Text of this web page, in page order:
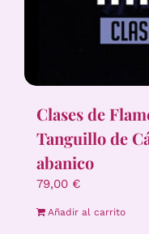
Clases de
Tanguillo de
abanico
79,00 €
Añadir al carrito